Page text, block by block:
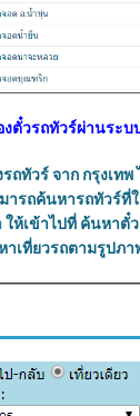
ตั๋วรถทัวร์ผ่านระบ
ถทัวร์ จาก กรุงเทพ
รถค้นหารถทัวร์ที่
ให้เข้าไปที่ ค้นหาตั๋
เที่ยวรถตามรูปภา